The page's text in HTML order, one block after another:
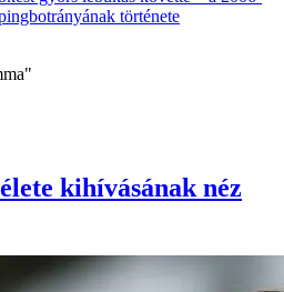
története
kihívásának néz